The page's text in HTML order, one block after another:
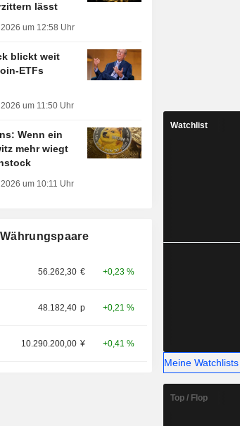
lässt
um 12:58 Uhr
blickt weit
ETFs
um 11:50 Uhr
Wenn ein
mehr wiegt
um 10:11 Uhr
56.262,30 € +0,23 %
48.182,40 p +0,21 %
10.290.200,00 ¥ +0,41 %
Watchlist
Meine Watchlists
Top / Flop